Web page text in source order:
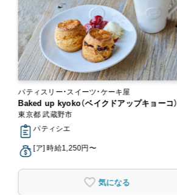
パティスリー・スイーツ・ケーキ屋
Baked up kyoko（ベイクドアップキョーコ）
東京都 武蔵野市
パティシエ
[ア] 時給1,250円〜
気になる